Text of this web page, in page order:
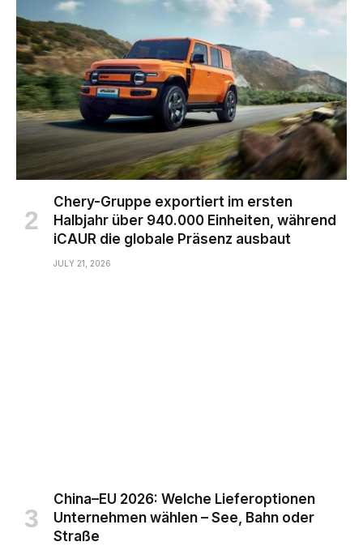
Chery-Gruppe exportiert im ersten
Halbjahr über 940.000 Einheiten, während
iCAUR die globale Präsenz ausbaut
JULY 21, 2026
China–EU 2026: Welche Lieferoptionen
Unternehmen wählen – See, Bahn oder
Straße